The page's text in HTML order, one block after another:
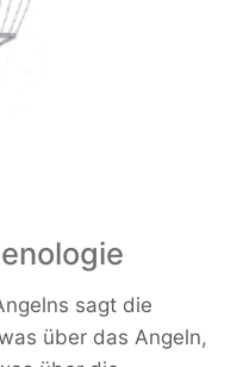
sagt die
über das Angeln,